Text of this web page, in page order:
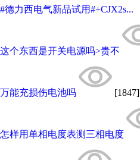
#德力西电气新品试用#+CJX2s...
这个东西是开关电源吗>贵不
万能充损伤电池吗 [1847]
怎样用单相电度表测三相电度